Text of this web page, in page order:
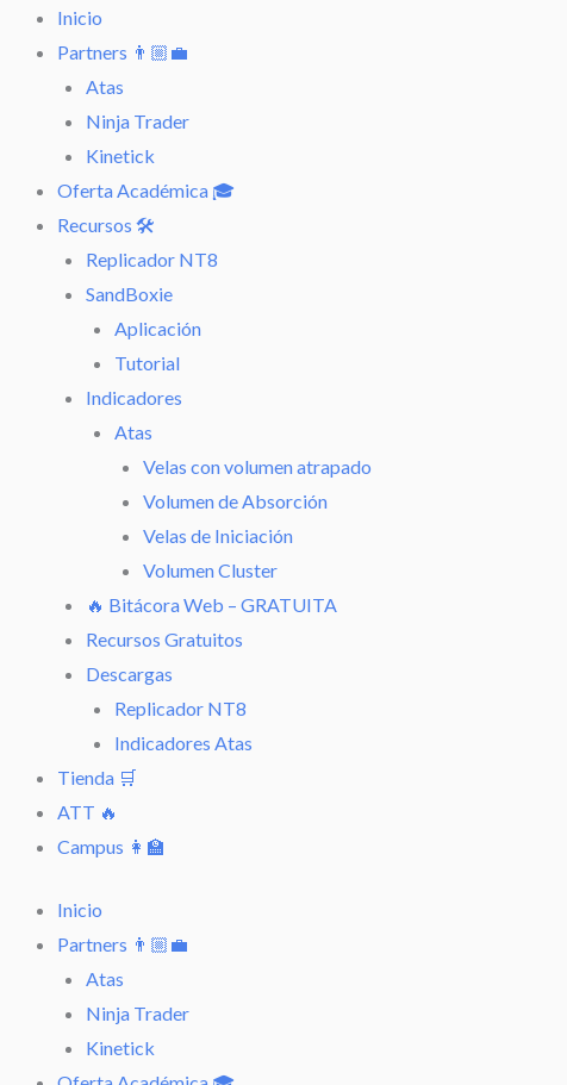
contenido
Inicio
Partners 👨🏼‍💼
Atas
Ninja Trader
Kinetick
Oferta Académica 🎓
Recursos 🛠️
Replicador NT8
SandBoxie
Aplicación
Tutorial
Indicadores
Atas
Velas con volumen atrapado
Volumen de Absorción
Velas de Iniciación
Volumen Cluster
🔥 Bitácora Web – GRATUITA
Recursos Gratuitos
Descargas
Replicador NT8
Indicadores Atas
Tienda 🛒
ATT 🔥
Campus 👩‍🏫
Inicio
Partners 👨🏼‍💼
Atas
Ninja Trader
Kinetick